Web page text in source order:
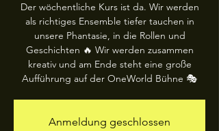
Der wöchentliche Kurs ist da. Wir werden
als richtiges Ensemble tiefer tauchen in
unsere Phantasie, in die Rollen und
Geschichten 🔥 Wir werden zusammen
kreativ und am Ende steht eine große
Aufführung auf der OneWorld Bühne 🎭
Anmeldung geschlossen